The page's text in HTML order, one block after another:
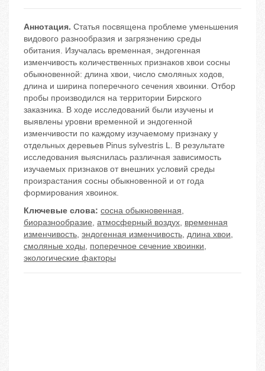
Аннотация. Статья посвящена проблеме уменьшения
видового разнообразия и загрязнению среды
обитания. Изучалась временная, эндогенная
изменчивость количественных признаков хвои сосны
обыкновенной: длина хвои, число смоляных ходов,
длина и ширина поперечного сечения хвоинки. Отбор
пробы производился на территории Бирского
заказника. В ходе исследований были изучены и
выявлены уровни временной и эндогенной
изменчивости по каждому изучаемому признаку у
отдельных деревьев Pinus sylvestris L. В результате
исследования выяснилась различная зависимость
изучаемых признаков от внешних условий среды
произрастания сосны обыкновенной и от года
формирования хвоинок.
Ключевые слова: сосна обыкновенная,
биоразнообразие, атмосферный воздух, временная
изменчивость, эндогенная изменчивость, длина хвои,
смоляные ходы, поперечное сечение хвоинки,
экологические факторы